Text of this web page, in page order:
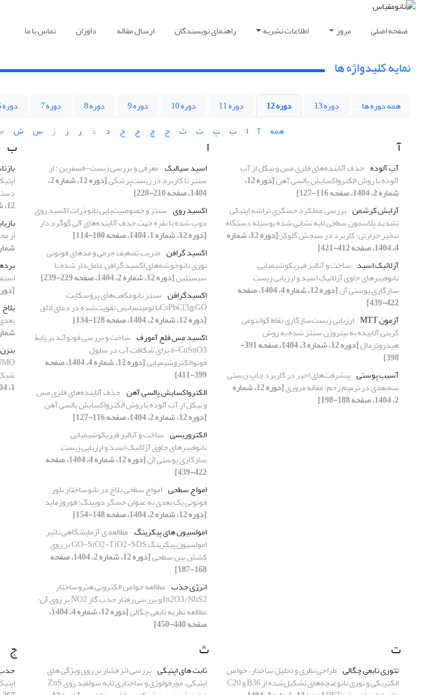
صفحه اصلی مرور اطلاعات نشریه راهنمای نویسندگان ارسال مقاله داوران تماس با ما
نمایه کلیدواژه ها
همه دوره ها دوره 13 دوره 12 دوره 11 دوره 10 دوره 9 دوره 8 دوره 7 دوره 6
همه
آ ا ب پ ت ث ج چ ح خ د ذ ر ز ژ س ش
آ
آب آلوده حذف آلاینده‌های فلزی مس و نیکل از آب
آلوده با روش الکترواکسایش پالسی آهن [دوره 12،
شماره 2، 1404، صفحه 116-127]
آرایش کرشمن بررسی عملکرد حسگری تراشه اپتیکی
تشدید پلاسمون سطحی لایه ‎نشانی شده بوسیله دستگاه
تبخیر حرارتی: کاربرد در سنجش گلوکز [دوره 12، شماره
4، 1404، صفحه 412-421]
آزلائیک اسید ساخت و آنالیز فیزیکوشیمیایی
نانوفیبرهای حاوی آزلائیک اسید و ارزیابی زیست
سازگاری پوستی آن [دوره 12، شماره 4، 1404، صفحه
422-439]
آزمون MTT
ارزیابی زیست‌سازگاری نقاط کوانتومی
کربنی آلاییده به نیتروژن سنتز شده به روش
هیدروترمال [دوره 12، شماره 3، 1404، صفحه 391-
398]
آسیب پوستی پیشرفت‌های اخیر در کاربرد چاپ زیستی
سه‌بعدی در ترمیم زخم: مقاله مروری [دوره 12، شماره
2، 1404، صفحه 188-198]
ا
اسید سیالیک معرفی و بررسی زیست-فسفرین : از
سنتز تا کاربرد در زیست‌پزشکی [دوره 12، شماره 2،
1404، صفحه 210-228]
اکسید روی سنتز و خصوصیت‌یابی نانوذرات اکسید روی
دوپ شده با نقره جهت حذف آلاینده‌های آلی گوگرد دار
[دوره 12، شماره 1، 1404، صفحه 100-114]
اکسید گرافن ضریب تضعیف جرمی و مدهای فونونی
نوری نانوخوشه‌های اکسید گرافن عامل‌دار شده با
سیستئین[دوره 12، شماره 2، 1404، صفحه 229-239]
اکسیدگرافن سنتز نانو‌مکعب‌های پروسکایت
CsPbCl3@GOبا لومینسانس تقویت‌شده در دمای اتاق
[دوره 12، شماره 2، 1404، صفحه 128-134]
اکسید مس قلع آمورف ساخت و بررسی فوتوآند بر پایۀ
a-CuSnO3 برای شکافت آب در سلول
فوتوالکتروشیمیایی [دوره 12، شماره 4، 1404، صفحه
399-411]
الکترواکسایش پالسی آهن حذف آلاینده‌های فلزی مس
و نیکل از آب آلوده با روش الکترواکسایش پالسی آهن
[دوره 12، شماره 2، 1404، صفحه 116-127]
الکتروریسی ساخت و آنالیز فیزیکوشیمیایی
نانوفیبرهای حاوی آزلائیک اسید و ارزیابی زیست
سازگاری پوستی آن [دوره 12، شماره 4، 1404، صفحه
422-439]
امواج سطحی امواج سطحی بلاخ در نانوساختار بلور
فوتونی یک بعدی به عنوان حسگر ‏دوپینگ: فوروزماید ‏
[دوره 12، شماره 2، 1404، صفحه 148-154]
امولسیون های پیکرینگ مطالعه ی آزمایشگاهی تاثیر
امولسیون پیکرینگ GO-SiO2-TiO2-SDS بر روی
کشش بین سطحی [دوره 12، شماره 2، 1404، صفحه
168-187]
انرژی جذب مطالعه خواص الکترونی هتروساختار
In2O3/NbS2 و بررسی رفتار جذب گاز NO2 بر روی آن:
مطالعه نظریه تابعی چگالی [دوره 12، شماره 4، 1404،
صفحه 440-450]
ب
12، شماره 4، 1404، صفحه 412-421]
از
شماره 3، 1404،
[دوره 12، شماره 3، 1404،
بلاخ
شماره 2، 1404،
1، 1404، صفحه 75-86]
ت
تئوری تابعی چگالی طراحی نظری و تحلیل ساختار، خواص
الکتریکی و نوری نانوغنچه‌های تشکیل‌شده از B36 و C20
ث
ثابت های اپتیکی بررسی اثر فشار بر روی ویژگی های
اپتیکی، مورفولوژی و ساختاری لایه سولفید روی ZnS
ج